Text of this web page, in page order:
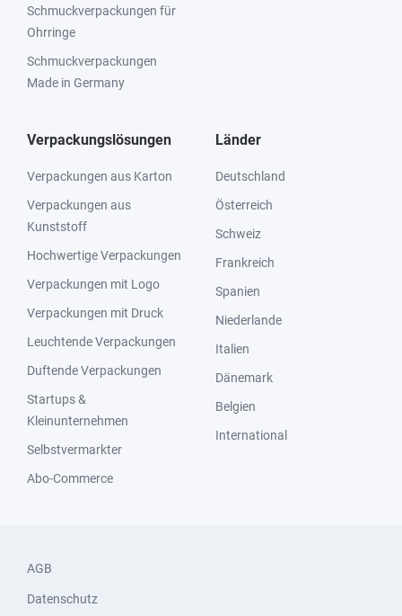
Schmuckverpackungen für
Ohrringe
Schmuckverpackungen
Made in Germany
Verpackungslösungen
Verpackungen aus Karton
Verpackungen aus
Kunststoff
Hochwertige Verpackungen
Verpackungen mit Logo
Verpackungen mit Druck
Leuchtende Verpackungen
Duftende Verpackungen
Startups &
Kleinunternehmen
Selbstvermarkter
Abo-Commerce
Länder
Deutschland
Österreich
Schweiz
Frankreich
Spanien
Niederlande
Italien
Dänemark
Belgien
International
AGB
Datenschutz